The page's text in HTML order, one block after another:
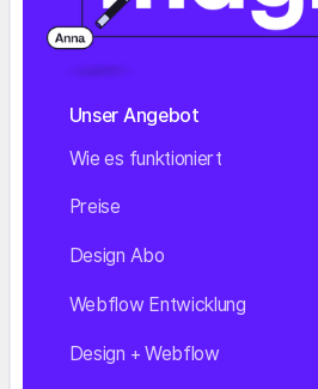
Unser Angebot
Wie es funktioniert
Preise
Design Abo
Webflow Entwicklung
Design + Webflow